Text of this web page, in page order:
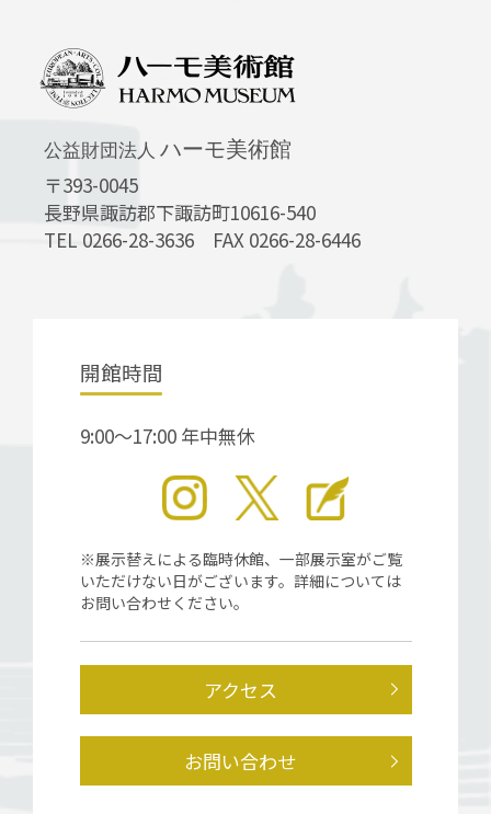
公益財団法人 ハーモ美術館
〒393-0045
長野県諏訪郡下諏訪町10616-540
TEL 0266-28-3636 FAX 0266-28-6446
開館時間
9:00～17:00 年中無休
※展示替えによる臨時休館、一部展示室がご覧
いただけない日がございます。詳細については
お問い合わせください。
アクセス
お問い合わせ